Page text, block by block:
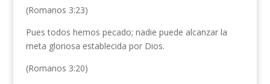
(Romanos 3:23)
Pues todos hemos pecado; nadie puede alcanzar la
meta gloriosa establecida por Dios.
(Romanos 3:20)